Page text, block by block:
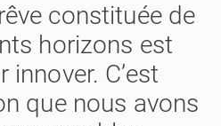
constituée de
horizons est
C’est
que nous avons